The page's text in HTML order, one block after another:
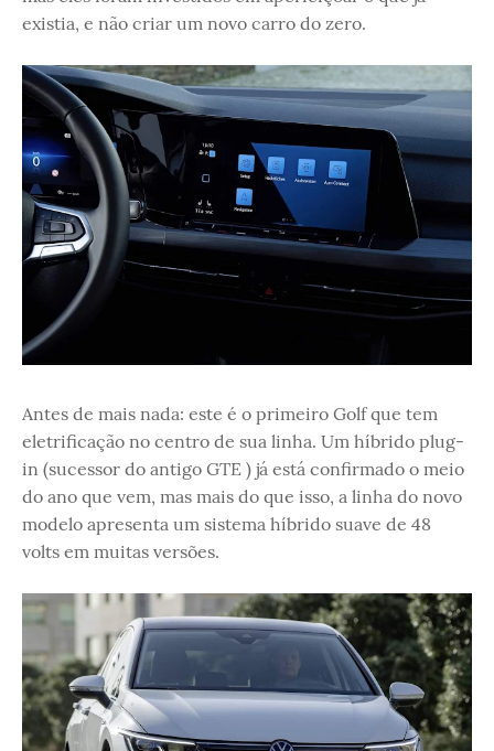
existia, e não criar um novo carro do zero.
Antes de mais nada: este é o primeiro Golf que tem
eletrificação no centro de sua linha. Um híbrido plug-
in (sucessor do antigo GTE ) já está confirmado o meio
do ano que vem, mas mais do que isso, a linha do novo
modelo apresenta um sistema híbrido suave de 48
volts em muitas versões.